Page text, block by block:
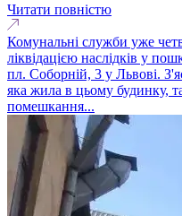
Читати повністю
Комунальні служби уже
ліквідацією наслідків у
пл. Соборній, 3 у Львові.
яка жила в цьому будинку,
помешкання...